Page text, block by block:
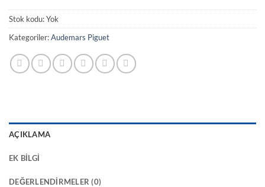
Stok kodu:Yok
Kategoriler:Audemars Piguet
AÇIKLAMA
EK BILGI
DEĞERLENDIRMELER (0)